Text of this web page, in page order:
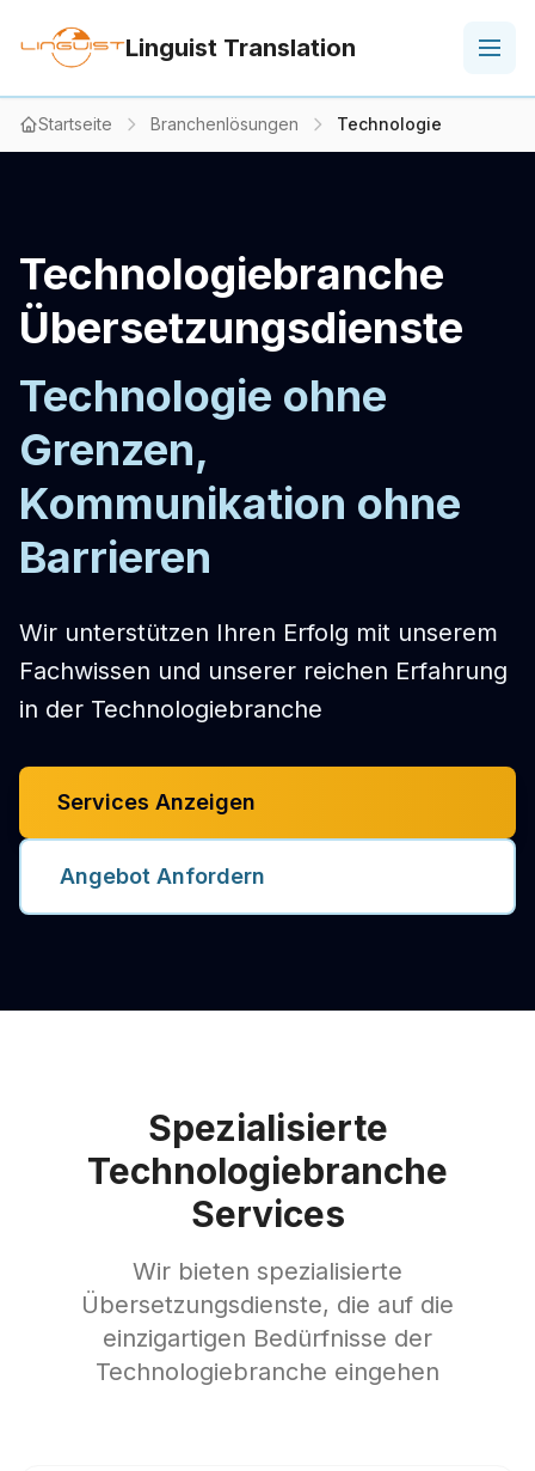
Linguist Translation
Startseite Branchenlösungen Technologie
Technologiebranche
Übersetzungsdienste
Technologie ohne
Grenzen,
Kommunikation ohne
Barrieren
Wir unterstützen Ihren Erfolg mit unserem
Fachwissen und unserer reichen Erfahrung
in der Technologiebranche
Services Anzeigen
Angebot Anfordern
Spezialisierte
Technologiebranche
Services
Wir bieten spezialisierte
Übersetzungsdienste, die auf die
einzigartigen Bedürfnisse der
Technologiebranche eingehen